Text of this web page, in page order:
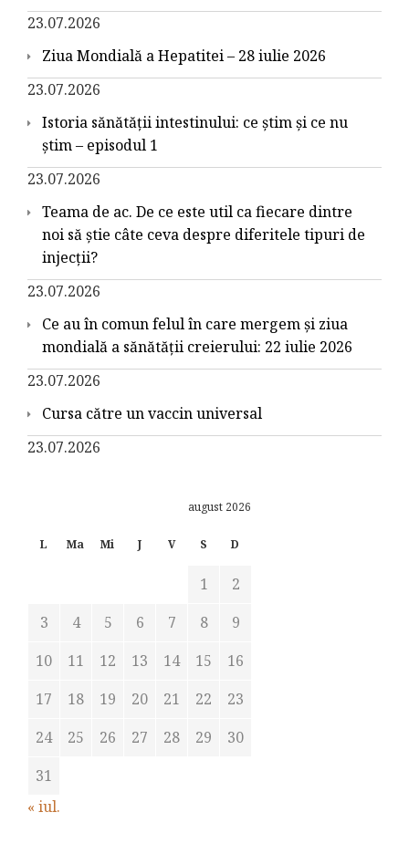
23.07.2026
Ziua Mondială a Hepatitei – 28 iulie 2026
23.07.2026
Istoria sănătății intestinului: ce știm și ce nu
știm – episodul 1
23.07.2026
Teama de ac. De ce este util ca fiecare dintre
noi să știe câte ceva despre diferitele tipuri de
injecții?
23.07.2026
Ce au în comun felul în care mergem și ziua
mondială a sănătății creierului: 22 iulie 2026
23.07.2026
Cursa către un vaccin universal
23.07.2026
august 2026
L Ma Mi J V S D
1
2
3
4 5 6 7 8
9
10
11 12 13 14 15
16
17
18 19 20 21 22
23
24
25 26 27 28 29
30
31
« iul.